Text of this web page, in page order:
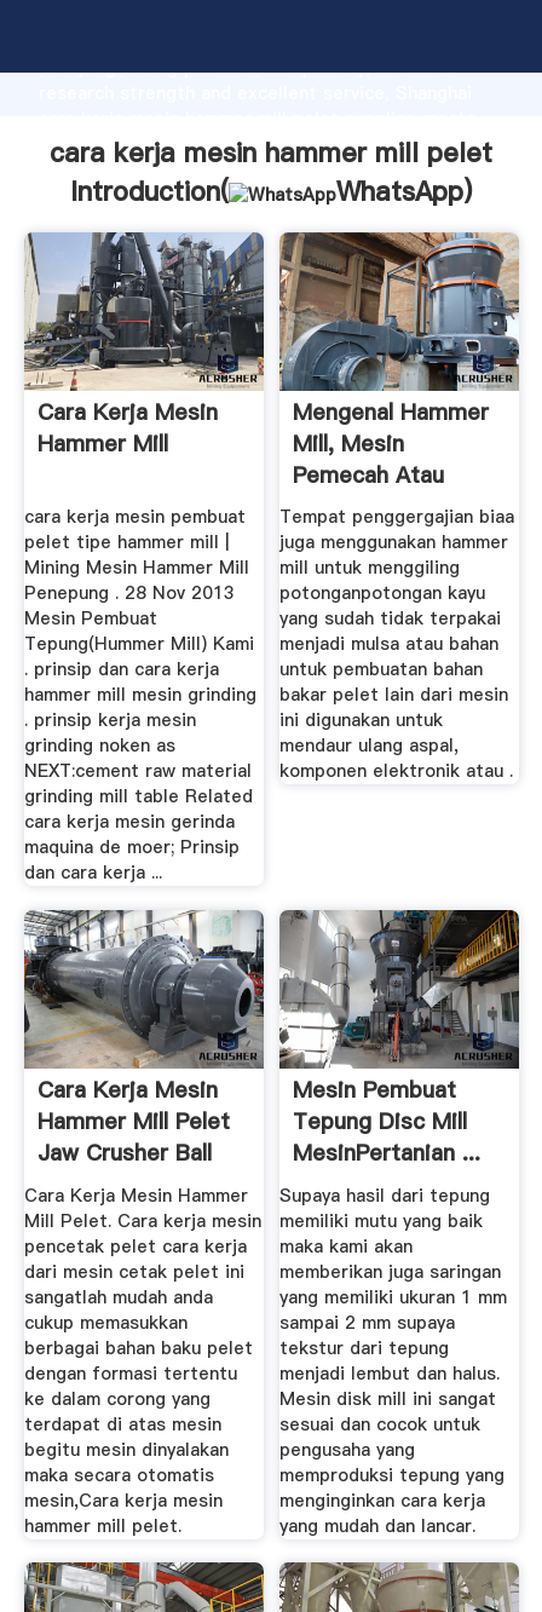
Grasping strong production capability, advanced
the value and bring values to all of customers.
cara kerja mesin hammer mill pelet
Introduction(
WhatsApp)
Cara Kerja Mesin
Hammer Mill
cara kerja mesin pembuat
pelet tipe hammer mill |
Mining Mesin Hammer Mill
Penepung . 28 Nov 2013
Mesin Pembuat
Tepung(Hummer Mill) Kami
. prinsip dan cara kerja
hammer mill mesin grinding
. prinsip kerja mesin
grinding noken as
NEXT:cement raw material
grinding mill table Related
cara kerja mesin gerinda
maquina de moer; Prinsip
dan cara kerja ...
Mengenal Hammer
Mill, Mesin
Pemecah Atau
Penghancur ...
Tempat penggergajian biaa
juga menggunakan hammer
mill untuk menggiling
potonganpotongan kayu
yang sudah tidak terpakai
menjadi mulsa atau bahan
untuk pembuatan bahan
bakar pelet lain dari mesin
ini digunakan untuk
mendaur ulang aspal,
komponen elektronik atau .
Cara Kerja Mesin
Hammer Mill Pelet
Jaw Crusher Ball
Mill ...
Cara Kerja Mesin Hammer
Mill Pelet. Cara kerja mesin
pencetak pelet cara kerja
dari mesin cetak pelet ini
sangatlah mudah anda
cukup memasukkan
berbagai bahan baku pelet
dengan formasi tertentu
ke dalam corong yang
terdapat di atas mesin
begitu mesin dinyalakan
maka secara otomatis
mesin,Cara kerja mesin
hammer mill pelet.
Mesin Pembuat
Tepung Disc Mill
MesinPertanian ...
Supaya hasil dari tepung
memiliki mutu yang baik
maka kami akan
memberikan juga saringan
yang memiliki ukuran 1 mm
sampai 2 mm supaya
tekstur dari tepung
menjadi lembut dan halus.
Mesin disk mill ini sangat
sesuai dan cocok untuk
pengusaha yang
memproduksi tepung yang
menginginkan cara kerja
yang mudah dan lancar.